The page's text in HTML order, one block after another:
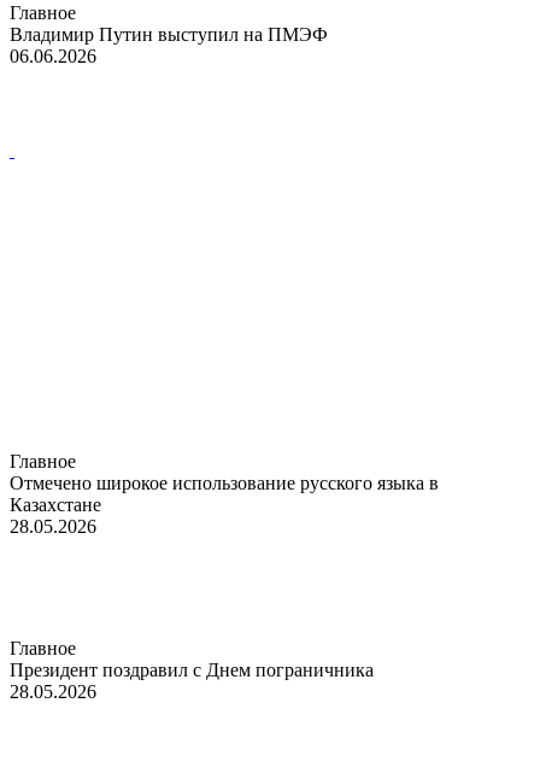
Главное
Владимир Путин выступил на ПМЭФ
06.06.2026
Главное
Отмечено широкое использование русского языка в
Казахстане
28.05.2026
Главное
Президент поздравил с Днем пограничника
28.05.2026